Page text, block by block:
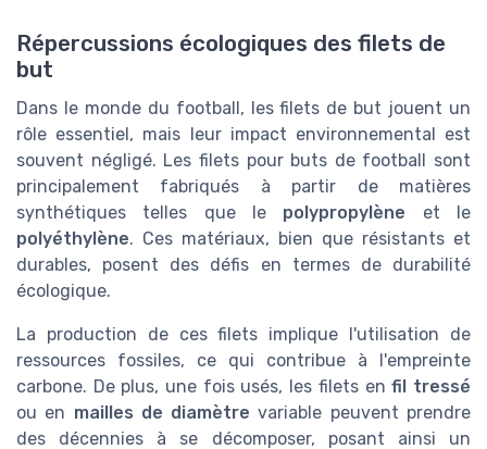
Répercussions écologiques des filets de
but
Dans le monde du football, les filets de but jouent un
rôle essentiel, mais leur impact environnemental est
souvent négligé. Les filets pour buts de football sont
principalement fabriqués à partir de matières
synthétiques telles que le polypropylène et le
polyéthylène. Ces matériaux, bien que résistants et
durables, posent des défis en termes de durabilité
écologique.
La production de ces filets implique l'utilisation de
ressources fossiles, ce qui contribue à l'empreinte
carbone. De plus, une fois usés, les filets enfil tressé
ou en mailles de diamètre variable peuvent prendre
des décennies à se décomposer, posant ainsi un